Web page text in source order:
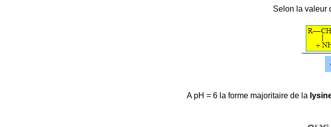
Selon la valeur
A pH = 6 la forme majoritaire de la